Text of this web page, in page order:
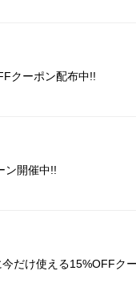
クーポン配布中!!
ン開催中!!
だけ使える15%OFFク